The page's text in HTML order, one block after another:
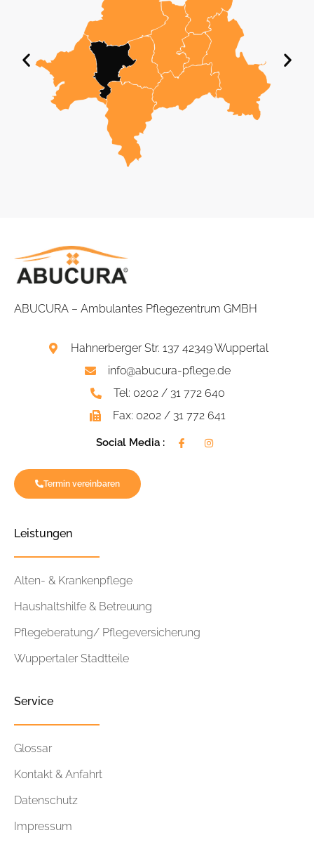
ABUCURA – Ambulantes Pflegezentrum GMBH
Hahnerberger Str. 137 42349 Wuppertal
info@abucura-pflege.de
Tel: 0202 / 31 772 640
Fax: 0202 / 31 772 641
Social Media :
Termin vereinbaren
Leistungen
Alten- & Krankenpflege
Haushaltshilfe & Betreuung
Pflegeberatung/ Pflegeversicherung
Wuppertaler Stadtteile
Service
Glossar
Kontakt & Anfahrt
Datenschutz
Impressum